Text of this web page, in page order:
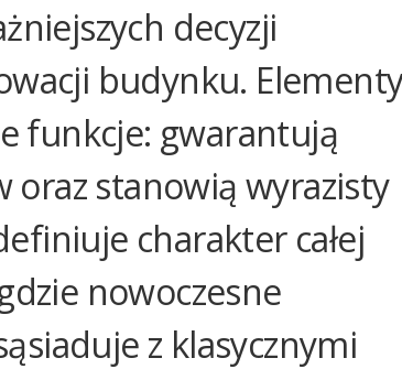
decyzji
budynku.
funkcje: gwarantują
stanowią wyrazisty
charakter całej
nowoczesne
z klasycznymi